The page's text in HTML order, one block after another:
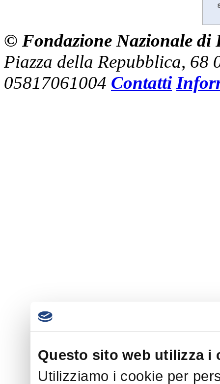
Questo sito web utilizza i
Utilizziamo i cookie per
© Fondazione Nazionale di
Piazza della Repubblica, 68
05817061004 Contatti